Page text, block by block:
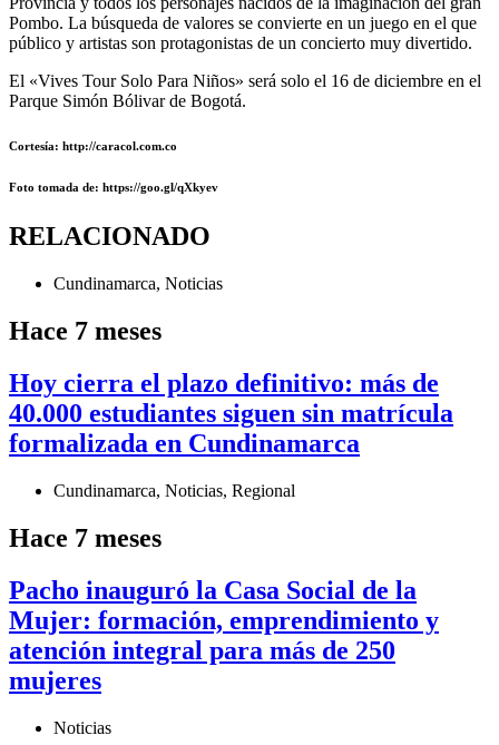
Pombo. La búsqueda de valores se convierte en un juego en el que
público y artistas son protagonistas de un concierto muy divertido.
El «Vives Tour Solo Para Niños» será solo el 16 de diciembre en el
Parque Simón Bólivar de Bogotá.
Cortesía: http://caracol.com.co
Foto tomada de: https://goo.gl/qXkyev
RELACIONADO
Cundinamarca, Noticias
Hace 7 meses
Hoy cierra el plazo definitivo: más de
40.000 estudiantes siguen sin matrícula
formalizada en Cundinamarca
Cundinamarca, Noticias, Regional
Hace 7 meses
Pacho inauguró la Casa Social de la
Mujer: formación, emprendimiento y
atención integral para más de 250
mujeres
Noticias